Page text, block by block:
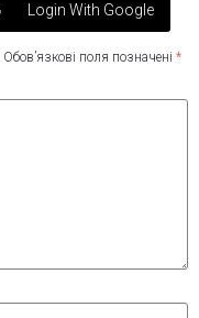
Login With Google
Обов’язкові поля позначені *